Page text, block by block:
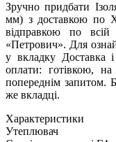
Зручно придбати
мм) з доставкою по
відправкою по всій
«Петрович». Для
у вкладку Доставка
оплати: готівкою, на
попереднім запитом.
же вкладці.
Характеристики
Утеплювач